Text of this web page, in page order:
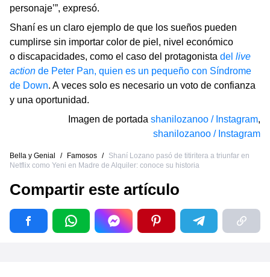
personaje’”, expresó.
Shaní es un claro ejemplo de que los sueños pueden
cumplirse sin importar color de piel, nivel económico
o discapacidades, como el caso del protagonista del live
action de Peter Pan, quien es un pequeño con Síndrome
de Down. A veces solo es necesario un voto de confianza
y una oportunidad.
Imagen de portada shanilozanoo / Instagram,
shanilozanoo / Instagram
Bella y Genial / Famosos /
Shaní Lozano pasó de titiritera a triunfar en
Netflix como Yeni en Madre de Alquiler: conoce su historia
Compartir este artículo